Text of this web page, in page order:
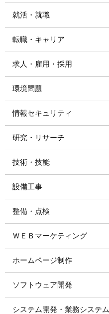
就活・就職
転職・キャリア
求人・雇用・採用
環境問題
情報セキュリティ
研究・リサーチ
技術・技能
設備工事
整備・点検
ＷＥＢマーケティング
ホームページ制作
ソフトウェア開発
システム開発・業務システム